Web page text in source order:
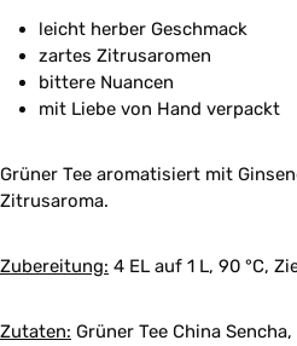
leicht herber Geschmack
zartes Zitrusaromen
bittere Nuancen
mit Liebe von Hand verpackt
Grüner Tee aromatisiert mit
Zitrusaroma.
Zubereitung: 4 EL auf 1 L, 90 °C,
Zutaten: Grüner Tee China